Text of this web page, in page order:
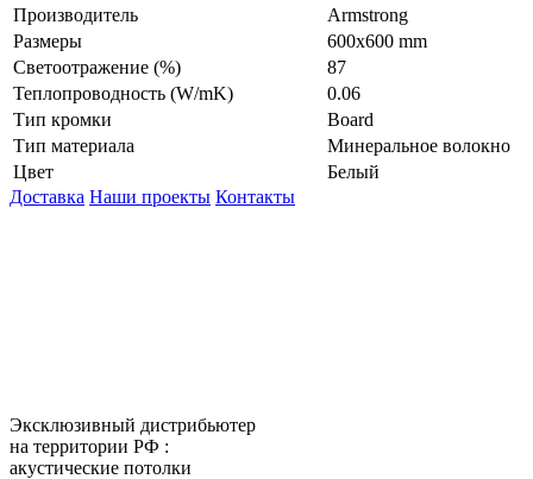
Производитель
Armstrong
Размеры
600x600 mm
Светоотражение (%)
87
Теплопроводность (W/mK)
0.06
Тип кромки
Board
Тип материала
Минеральное волокно
Цвет
Белый
Доставка Наши проекты Контакты
Эксклюзивный дистрибьютер
на территории РФ :
акустические потолки